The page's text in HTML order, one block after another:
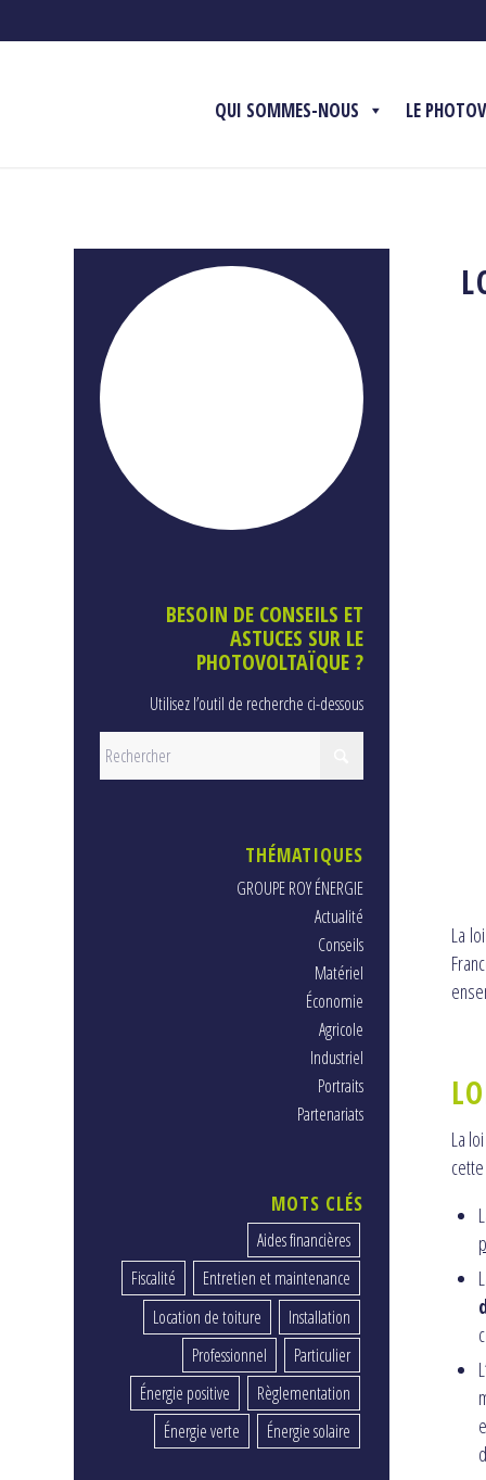
QUI SOMMES-NOUS LE
La
La
BESOIN DE CONSEILS ET
ASTUCES SUR LE
PHOTOVOLTAÏQUE ?
Utilisez l’outil de recherche ci-dessous
THÉMATIQUES
GROUPE ROY ÉNERGIE
Actualité
Conseils
Matériel
Économie
Agricole
Industriel
Portraits
Partenariats
MOTS CLÉS
Aides financières
Entretien et maintenance
Fiscalité
Installation
Location de toiture
Particulier
Professionnel
Règlementation
Énergie positive
Énergie solaire
Énergie verte